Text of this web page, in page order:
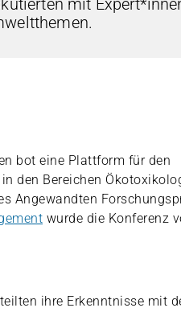
mit
bot eine Plattform für den
den Bereichen
Angewandten
wurde die Konferenz
ihre Erkenntnisse mit